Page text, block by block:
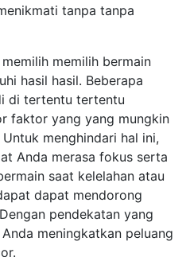
tanpa tanpa
memilih bermain
hasil hasil. Beberapa
di tertentu tertentu
faktor yang yang mungkin
menghindari hal ini,
Anda merasa fokus serta
saat kelelahan atau
dapat mendorong
pendekatan yang
meningkatkan peluang